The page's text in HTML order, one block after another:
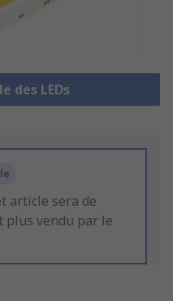
des LEDs
article sera de
plus vendu par le